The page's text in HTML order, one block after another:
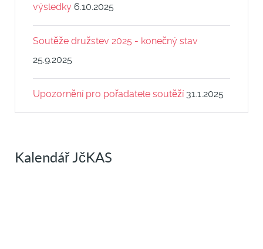
výsledky 6.10.2025
Soutěže družstev 2025 - konečný stav
25.9.2025
Upozornění pro pořadatele soutěží 31.1.2025
Kalendář JčKAS